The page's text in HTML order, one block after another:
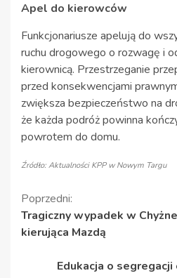
Apel do kierowców
Funkcjonariusze apelują do
ruchu drogowego o rozwagę i
kierownicą. Przestrzeganie
przed konsekwencjami
zwiększa bezpieczeństwo na
że każda podróż powinna
powrotem do domu.
Źródło: Aktualności KPP w Nowym Targu
Kontynuuj
czytanie
Poprzedni:
Tragiczny wypadek w
kierująca Mazdą
Edukacja o